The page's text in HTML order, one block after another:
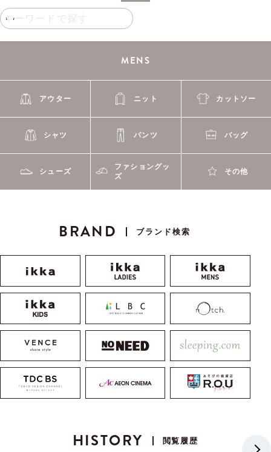
MENS
アウター ニット カットソー
シャツ パンツ バッグ
シューズ
ファショングッ
ズ
その他
BRAND ブランド検索
HISTORY 閲覧履歴